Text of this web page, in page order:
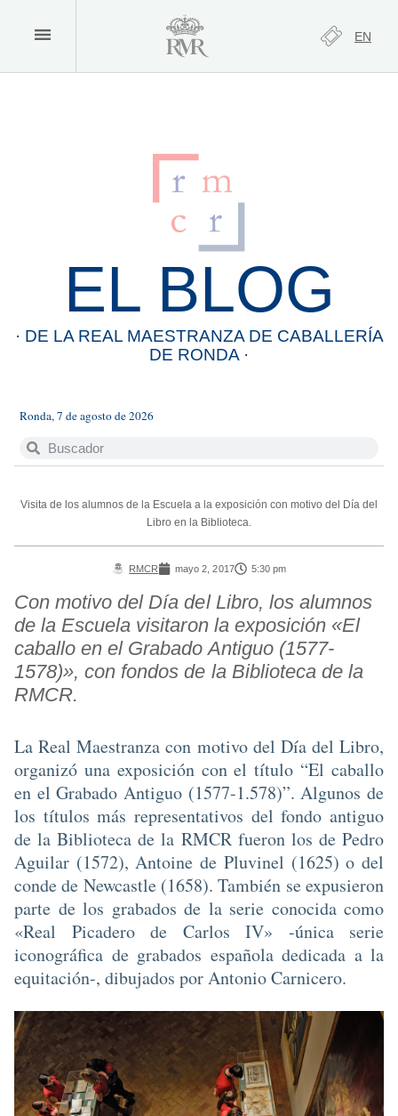
EN
EL BLOG
· DE LA REAL MAESTRANZA DE CABALLERÍA
DE RONDA ·
Ronda, 7 de agosto de 2026
Visita de los alumnos de la Escuela a la exposición con motivo del Día del
Libro en la Biblioteca.
RMCR mayo 2, 2017 5:30 pm
Con motivo del Día del Libro, los alumnos
de la Escuela visitaron la exposición «El
caballo en el Grabado Antiguo (1577-
1578)», con fondos de la Biblioteca de la
RMCR.
La Real Maestranza con motivo del Día del Libro,
organizó una exposición con el título “El caballo
en el Grabado Antiguo (1577-1.578)”. Algunos de
los títulos más representativos del fondo antiguo
de la Biblioteca de la RMCR fueron los de Pedro
Aguilar (1572), Antoine de Pluvinel (1625) o del
conde de Newcastle (1658). También se expusieron
parte de los grabados de la serie conocida como
«Real Picadero de Carlos IV» -única serie
iconográfica de grabados española dedicada a la
equitación-, dibujados por Antonio Carnicero.